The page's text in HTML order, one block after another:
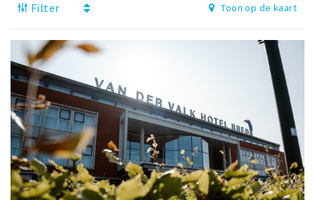
Deals
Nieuws, interviews & blogs
Eten
Drinken
Slapen
Recreatief
Winkels
Filter Toon op de kaart